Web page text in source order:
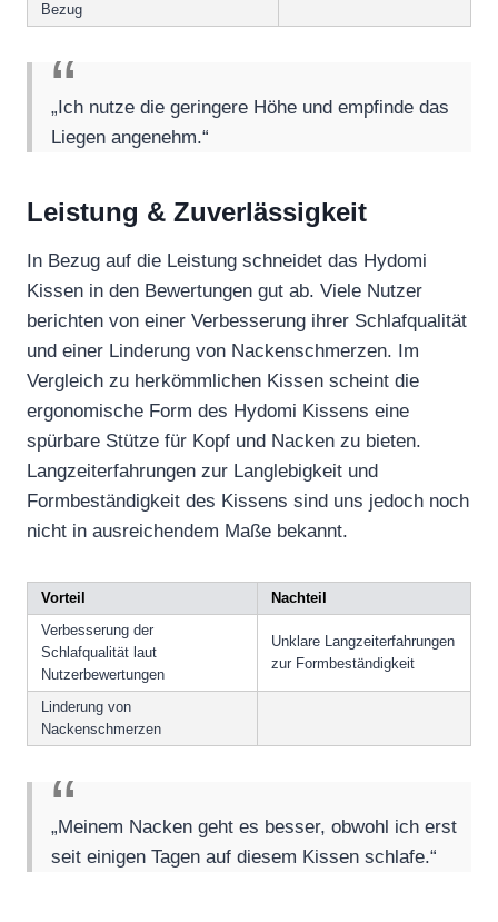
Bezug
„Ich nutze die geringere Höhe und empfinde das
Liegen angenehm.“
Leistung & Zuverlässigkeit
In Bezug auf die Leistung schneidet das Hydomi
Kissen in den Bewertungen gut ab. Viele Nutzer
berichten von einer Verbesserung ihrer Schlafqualität
und einer Linderung von Nackenschmerzen. Im
Vergleich zu herkömmlichen Kissen scheint die
ergonomische Form des Hydomi Kissens eine
spürbare Stütze für Kopf und Nacken zu bieten.
Langzeiterfahrungen zur Langlebigkeit und
Formbeständigkeit des Kissens sind uns jedoch noch
nicht in ausreichendem Maße bekannt.
Vorteil
Nachteil
Verbesserung der
Schlafqualität laut
Nutzerbewertungen
Unklare Langzeiterfahrungen
zur Formbeständigkeit
Linderung von
Nackenschmerzen
„Meinem Nacken geht es besser, obwohl ich erst
seit einigen Tagen auf diesem Kissen schlafe.“